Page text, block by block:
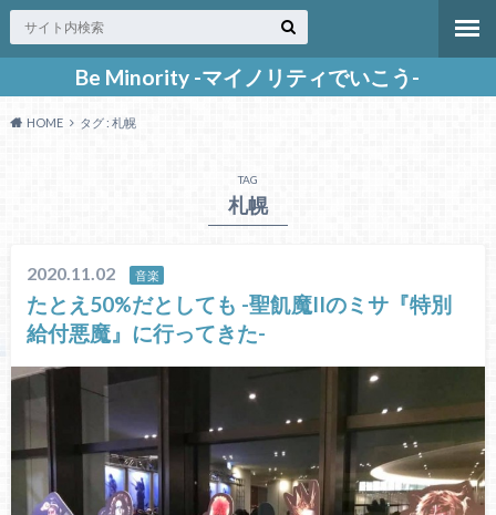
Be Minority -マイノリティでいこう-
HOME タグ : 札幌
TAG
札幌
2020.11.02 音楽
たとえ50%だとしても -聖飢魔IIのミサ『特別
給付悪魔』に行ってきた-